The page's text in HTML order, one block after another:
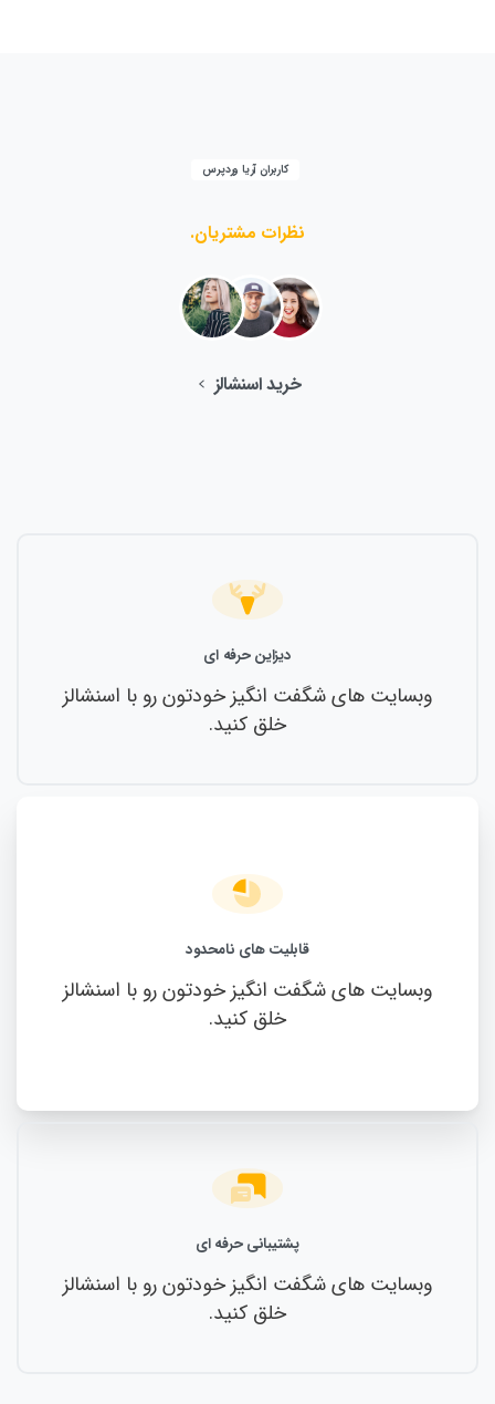
کاربران آریا وردپرس
نظرات مشتریان.
خرید اسنشالز
دیزاین حرفه ای
وبسایت های شگفت انگیز خودتون رو با اسنشالز
خلق کنید.
قابلیت های نامحدود
وبسایت های شگفت انگیز خودتون رو با اسنشالز
خلق کنید.
پشتیبانی حرفه ای
وبسایت های شگفت انگیز خودتون رو با اسنشالز
خلق کنید.